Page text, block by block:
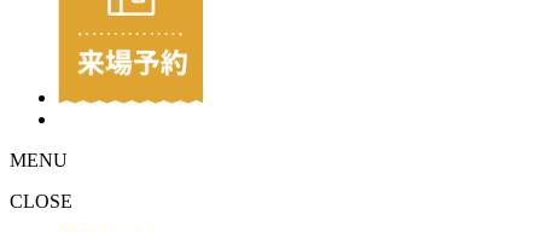
MENU
CLOSE